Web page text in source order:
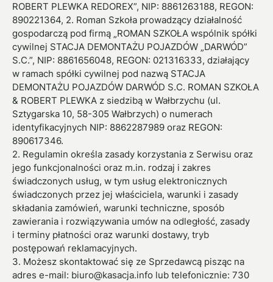
ROBERT PLEWKA REDOREX”, NIP: 8861263188, REGON:
890221364, 2. Roman Szkoła prowadzący działalność
gospodarczą pod firmą „ROMAN SZKOŁA wspólnik spółki
cywilnej STACJA DEMONTAŻU POJAZDÓW „DARWÓD”
S.C.”, NIP: 8861656048, REGON: 021316333, działający
w ramach spółki cywilnej pod nazwą STACJA
DEMONTAŻU POJAZDÓW DARWÓD S.C. ROMAN SZKOŁA
& ROBERT PLEWKA z siedzibą w Wałbrzychu (ul.
Sztygarska 10, 58-305 Wałbrzych) o numerach
identyfikacyjnych NIP: 8862287989 oraz REGON:
890617346.
2. Regulamin określa zasady korzystania z Serwisu oraz
jego funkcjonalności oraz m.in. rodzaj i zakres
świadczonych usług, w tym usług elektronicznych
świadczonych przez jej właściciela, warunki i zasady
składania zamówień, warunki techniczne, sposób
zawierania i rozwiązywania umów na odległość, zasady
i terminy płatności oraz warunki dostawy, tryb
postępowań reklamacyjnych.
3. Możesz skontaktować się ze Sprzedawcą pisząc na
adres e-mail: biuro@kasacja.info lub telefonicznie: 730